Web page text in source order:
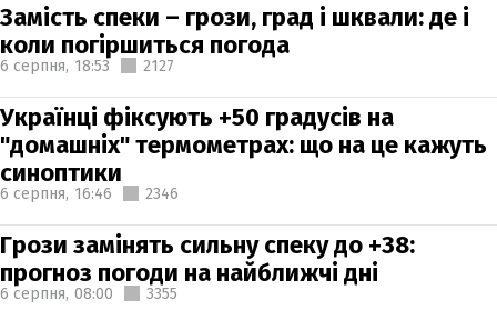
Замість спеки – грози, град і шквали: де і
коли погіршиться погода
6 серпня, 18:53 2127
Українці фіксують +50 градусів на
"домашніх" термометрах: що на це кажуть
синоптики
6 серпня, 16:46 2346
Грози замінять сильну спеку до +38:
прогноз погоди на найближчі дні
6 серпня, 08:00 3355